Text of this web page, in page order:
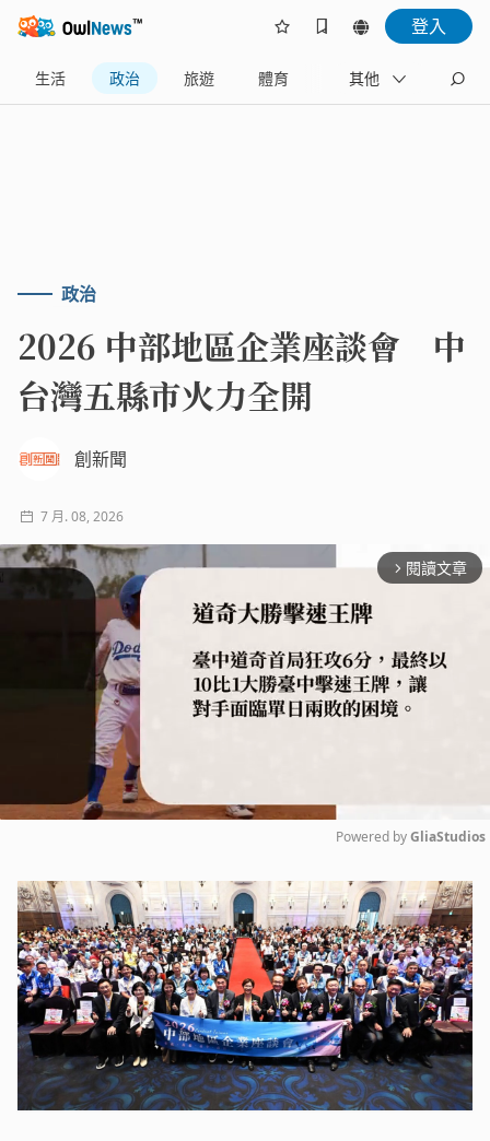
登入
生活 政治 旅遊 體育 娛樂
其他
政治
2026 中部地區企業座談會 中
台灣五縣市火力全開
創新聞
7 月. 08, 2026
arrow_forward_ios 閱讀文章
Mute
Powered by GliaStudios